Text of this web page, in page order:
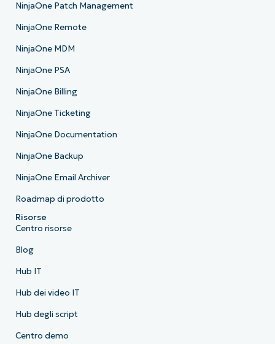
NinjaOne Patch Management
NinjaOne Remote
NinjaOne MDM
NinjaOne PSA
NinjaOne Billing
NinjaOne Ticketing
NinjaOne Documentation
NinjaOne Backup
NinjaOne Email Archiver
Roadmap di prodotto
Risorse
Centro risorse
Blog
Hub IT
Hub dei video IT
Hub degli script
Centro demo